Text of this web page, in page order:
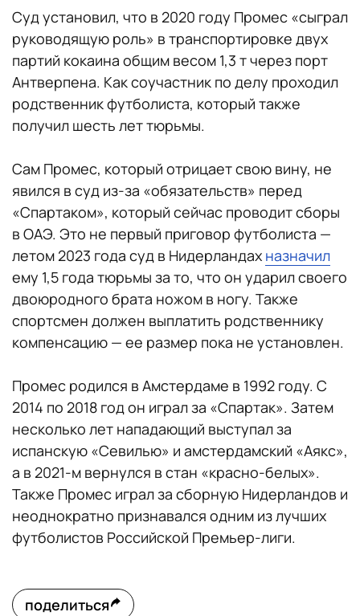
Суд установил, что в 2020 году Промес «сыграл
руководящую роль» в транспортировке двух
партий кокаина общим весом 1,3 т через порт
Антверпена. Как соучастник по делу проходил
родственник футболиста, который также
получил шесть лет тюрьмы.
Сам Промес, который отрицает свою вину, не
явился в суд из-за «обязательств» перед
«Спартаком», который сейчас проводит сборы
в ОАЭ. Это не первый приговор футболиста —
летом 2023 года суд в Нидерландах назначил
ему 1,5 года тюрьмы за то, что он ударил своего
двоюродного брата ножом в ногу. Также
спортсмен должен выплатить родственнику
компенсацию — ее размер пока не установлен.
Промес родился в Амстердаме в 1992 году. С
2014 по 2018 год он играл за «Спартак». Затем
несколько лет нападающий выступал за
испанскую «Севилью» и амстердамский «Аякс»,
а в 2021-м вернулся в стан «красно-белых».
Также Промес играл за сборную Нидерландов и
неоднократно признавался одним из лучших
футболистов Российской Премьер-лиги.
поделиться